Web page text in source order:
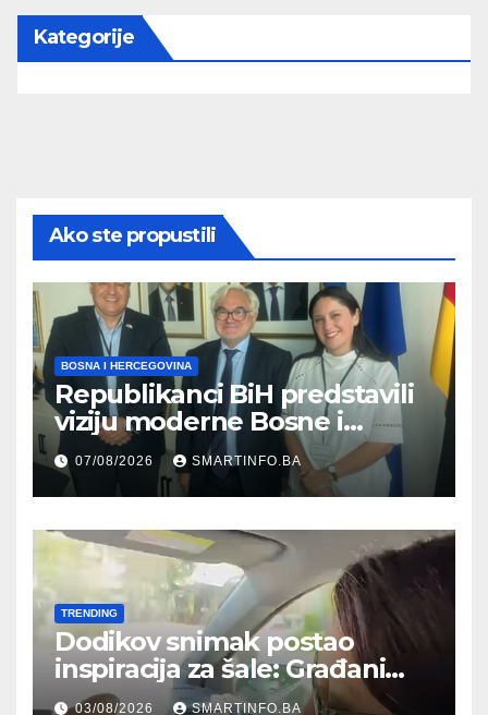
Kategorije
Ako ste propustili
BOSNA I HERCEGOVINA
Republikanci BiH predstavili
viziju moderne Bosne i
Hercegovine ambasadoru
Njemačke
07/08/2026 SMARTINFO.BA
TRENDING
Dodikov snimak postao
inspiracija za šale: Građani
kroz parodiju poslali poruku
03/08/2026 SMARTINFO.BA